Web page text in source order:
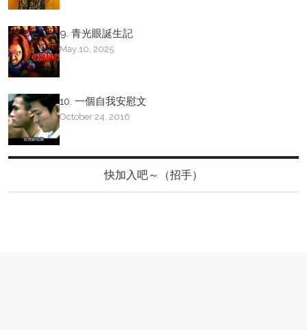
9. 青光眼誕生記
May 10, 2025
10. 一個自我安慰文
October 24, 2016
快加入吧～（招手）